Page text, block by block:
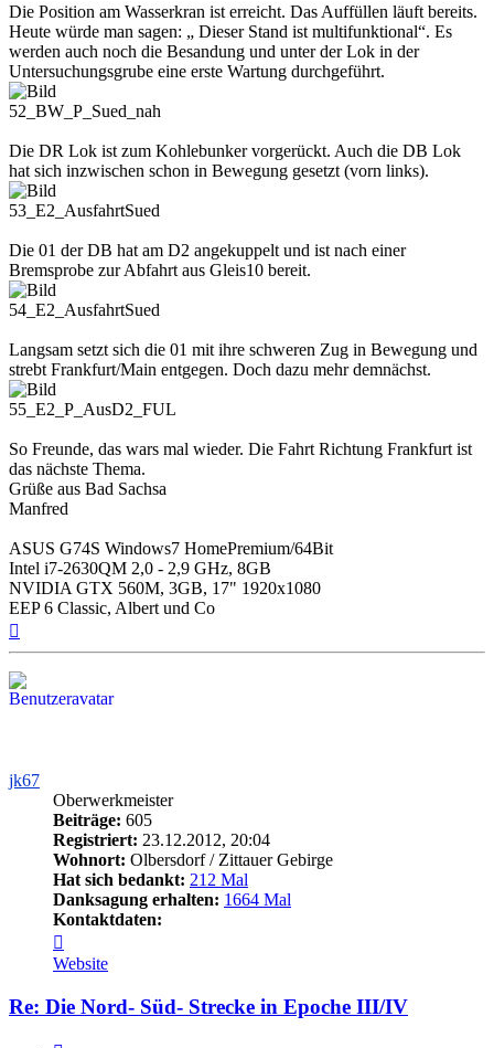
Die Position am Wasserkran ist erreicht. Das Auffüllen läuft bereits.
Heute würde man sagen: „ Dieser Stand ist multifunktional“. Es
werden auch noch die Besandung und unter der Lok in der
Untersuchungsgrube eine erste Wartung durchgeführt.
52_BW_P_Sued_nah
Die DR Lok ist zum Kohlebunker vorgerückt. Auch die DB Lok
hat sich inzwischen schon in Bewegung gesetzt (vorn links).
53_E2_AusfahrtSued
Die 01 der DB hat am D2 angekuppelt und ist nach einer
Bremsprobe zur Abfahrt aus Gleis10 bereit.
54_E2_AusfahrtSued
Langsam setzt sich die 01 mit ihre schweren Zug in Bewegung und
strebt Frankfurt/Main entgegen. Doch dazu mehr demnächst.
55_E2_P_AusD2_FUL
So Freunde, das wars mal wieder. Die Fahrt Richtung Frankfurt ist
das nächste Thema.
Grüße aus Bad Sachsa
Manfred
ASUS G74S Windows7 HomePremium/64Bit
Intel i7-2630QM 2,0 - 2,9 GHz, 8GB
NVIDIA GTX 560M, 3GB, 17" 1920x1080
EEP 6 Classic, Albert und Co
jk67
Oberwerkmeister
Beiträge: 605
Registriert: 23.12.2012, 20:04
Wohnort: Olbersdorf / Zittauer Gebirge
Hat sich bedankt: 212 Mal
Danksagung erhalten: 1664 Mal
Kontaktdaten:
von
jk67
Website
Re: Die Nord- Süd- Strecke in Epoche III/IV